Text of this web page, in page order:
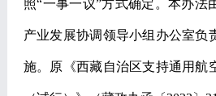
照“一事一议”方式确定。本办法
产业发展协调领导小组办公室负
施。原《西藏自治区支持通用航